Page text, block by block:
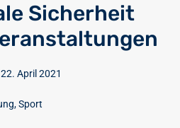
Sicherheit
22. April 2021
,Sport